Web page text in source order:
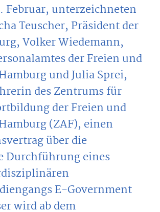
Februar, unterzeichneten
Teuscher, Präsident der
Volker Wiedemann,
der Freien und
und Julia Sprei,
des Zentrums für
der Freien und
(ZAF), einen
über die
Durchführung eines
E-Government
wird ab dem